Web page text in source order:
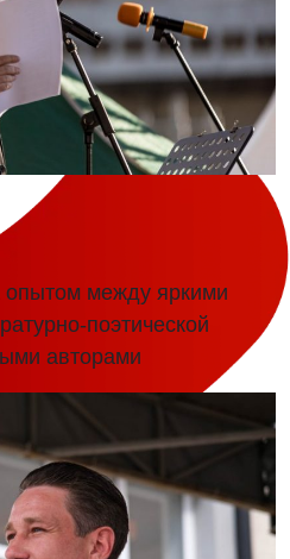
между яркими
поэтической
авторами